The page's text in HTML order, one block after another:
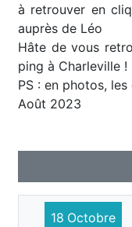
à retrouver en
auprès de Léo
Hâte de vous
ping à Charleville !
PS : en photos,
Août 2023
18 Octobre